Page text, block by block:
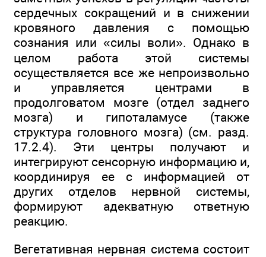
сердечных сокращений и в снижении
кровяного давления с помощью
сознания или «силы воли». Однако в
целом работа этой системы
осуществляется все же непроизвольно
и управляется центрами в
продолговатом мозге (отдел заднего
мозга) и гипоталамусе (также
структура головного мозга) (см. разд.
17.2.4). Эти центры получают и
интегрируют сенсорную информацию и,
координируя ее с информацией от
других отделов нервной системы,
формируют адекватную ответную
реакцию.
Вегетативная нервная система состоит